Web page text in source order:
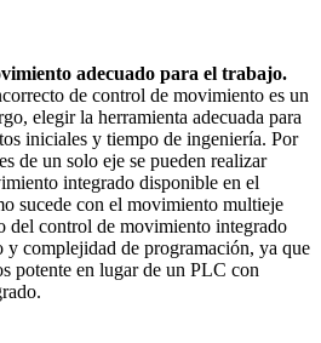
adecuado para el trabajo.
de control de movimiento es un
elegir la herramienta adecuada para
iniciales y tiempo de ingeniería. Por
de un solo eje se pueden realizar
integrado disponible en el
sucede con el movimiento multieje
del control de movimiento integrado
y complejidad de programación, ya que
potente en lugar de un PLC con